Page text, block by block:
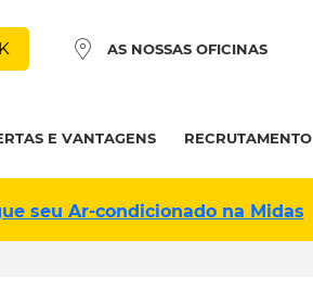
AS NOSSAS OFICINAS
E VANTAGENS RECRUTAMENTO
seu Ar-condicionado na Midas